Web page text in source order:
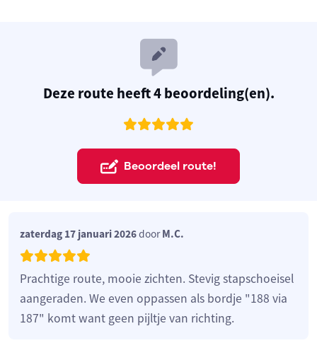
Deze route heeft 4 beoordeling(en).
Beoordeel route!
zaterdag 17 januari 2026doorM.C.
Prachtige route, mooie zichten. Stevig stapschoeisel
aangeraden. We even oppassen als bordje "188 via
187" komt want geen pijltje van richting.